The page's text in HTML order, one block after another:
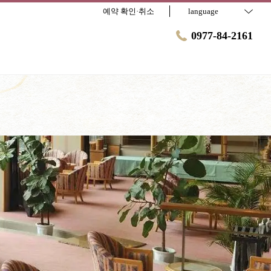
예약 확인·취소 language
0977-84-2161